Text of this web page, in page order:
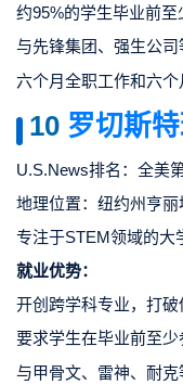
约95%的学生毕业前至
与先锋集团、强生公
六个月全职工作和六
10 罗切斯
U.S.News排名：全美
地理位置：纽约州亨丽
专注于STEM领域的大
就业优势：
开创跨学科专业，打
要求学生在毕业前至
与甲骨文、雷神、耐